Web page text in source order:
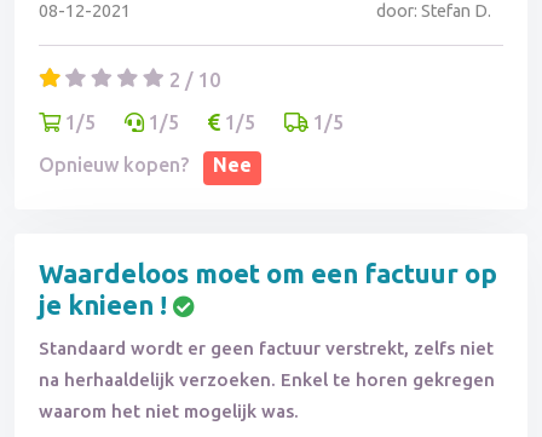
08-12-2021
door: Stefan D.
2 / 10
1/5
1/5 1/5
1/5
Opnieuw kopen?
Nee
Waardeloos moet om een factuur op
je knieen !
Standaard wordt er geen factuur verstrekt, zelfs niet
na herhaaldelijk verzoeken. Enkel te horen gekregen
waarom het niet mogelijk was.